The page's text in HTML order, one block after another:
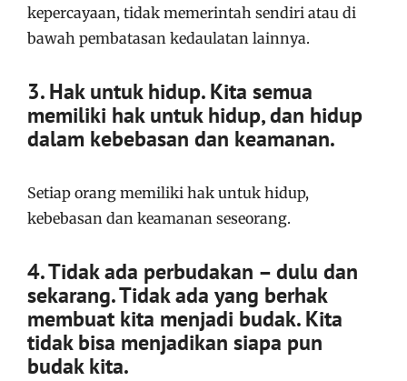
kepercayaan, tidak memerintah sendiri atau di
bawah pembatasan kedaulatan lainnya.
3. Hak untuk hidup. Kita semua
memiliki hak untuk hidup, dan hidup
dalam kebebasan dan keamanan.
Setiap orang memiliki hak untuk hidup,
kebebasan dan keamanan seseorang.
4. Tidak ada perbudakan – dulu dan
sekarang. Tidak ada yang berhak
membuat kita menjadi budak. Kita
tidak bisa menjadikan siapa pun
budak kita.